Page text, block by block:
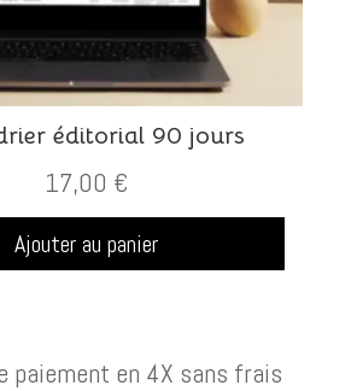
éditorial 90 jours
17,00 €
Ajouter au panier
paiement en 4X sans frais